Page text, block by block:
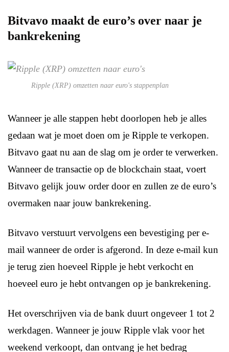
Bitvavo maakt de euro’s over naar je
bankrekening
Ripple (XRP) omzetten naar euro's stappenplan
Wanneer je alle stappen hebt doorlopen heb je alles
gedaan wat je moet doen om je Ripple te verkopen.
Bitvavo gaat nu aan de slag om je order te verwerken.
Wanneer de transactie op de blockchain staat, voert
Bitvavo gelijk jouw order door en zullen ze de euro’s
overmaken naar jouw bankrekening.
Bitvavo verstuurt vervolgens een bevestiging per e-
mail wanneer de order is afgerond. In deze e-mail kun
je terug zien hoeveel Ripple je hebt verkocht en
hoeveel euro je hebt ontvangen op je bankrekening.
Het overschrijven via de bank duurt ongeveer 1 tot 2
werkdagen. Wanneer je jouw Ripple vlak voor het
weekend verkoopt, dan ontvang je het bedrag